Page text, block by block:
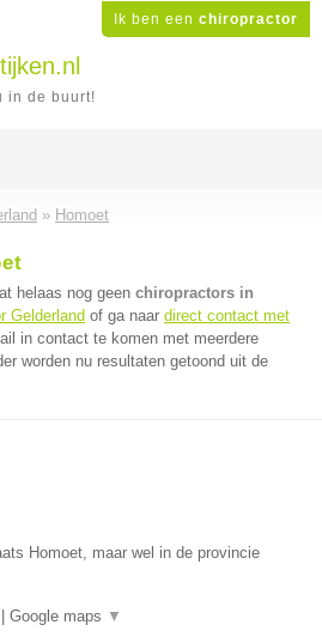
Ik ben een chiropractor
in de buurt!
» Homoet
helaas nog geen chiropractors in
Gelderland of ga naar direct contact met
in contact te komen met meerdere
worden nu resultaten getoond uit de
Homoet, maar wel in de provincie
Google maps ▼